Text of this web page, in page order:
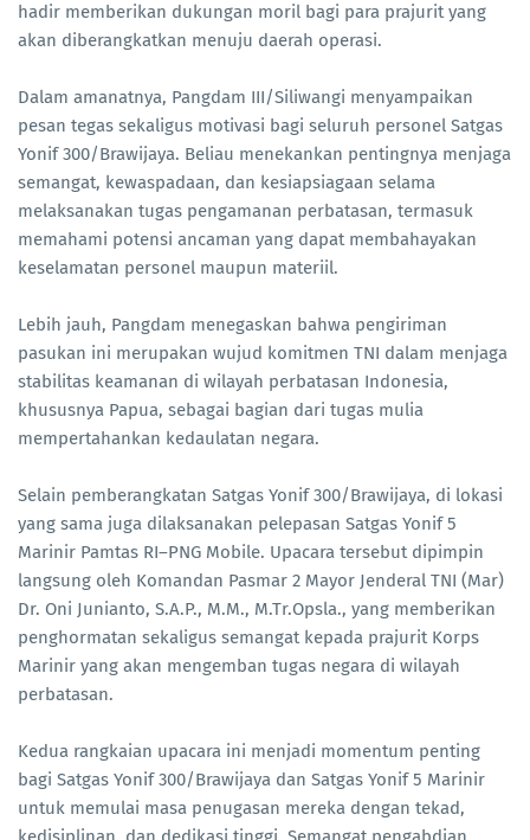
hadir memberikan dukungan moril bagi para prajurit yang
akan diberangkatkan menuju daerah operasi.
Dalam amanatnya, Pangdam III/Siliwangi menyampaikan
pesan tegas sekaligus motivasi bagi seluruh personel Satgas
Yonif 300/Brawijaya. Beliau menekankan pentingnya menjaga
semangat, kewaspadaan, dan kesiapsiagaan selama
melaksanakan tugas pengamanan perbatasan, termasuk
memahami potensi ancaman yang dapat membahayakan
keselamatan personel maupun materiil.
Lebih jauh, Pangdam menegaskan bahwa pengiriman
pasukan ini merupakan wujud komitmen TNI dalam menjaga
stabilitas keamanan di wilayah perbatasan Indonesia,
khususnya Papua, sebagai bagian dari tugas mulia
mempertahankan kedaulatan negara.
Selain pemberangkatan Satgas Yonif 300/Brawijaya, di lokasi
yang sama juga dilaksanakan pelepasan Satgas Yonif 5
Marinir Pamtas RI–PNG Mobile. Upacara tersebut dipimpin
langsung oleh Komandan Pasmar 2 Mayor Jenderal TNI (Mar)
Dr. Oni Junianto, S.A.P., M.M., M.Tr.Opsla., yang memberikan
penghormatan sekaligus semangat kepada prajurit Korps
Marinir yang akan mengemban tugas negara di wilayah
perbatasan.
Kedua rangkaian upacara ini menjadi momentum penting
bagi Satgas Yonif 300/Brawijaya dan Satgas Yonif 5 Marinir
untuk memulai masa penugasan mereka dengan tekad,